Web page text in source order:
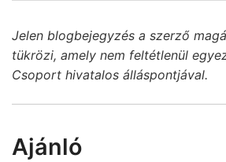
Jelen blogbejegyzés a szerző
tükrözi, amely nem feltétlenül
Csoport hivatalos álláspontjával.
Ajánló